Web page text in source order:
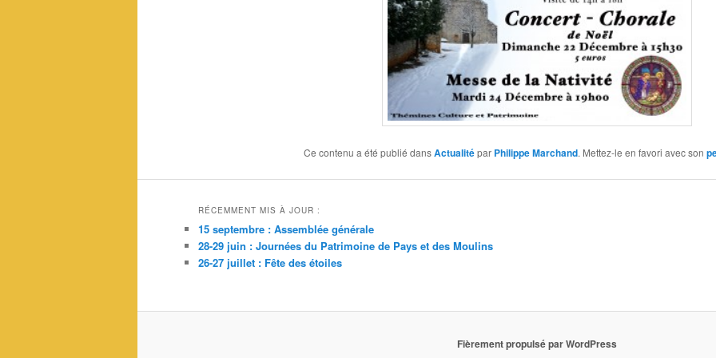
Ce contenu a été publié dansActualitépar Philippe Marchand. Mettez-le en favori avec son
RÉCEMMENT MIS À JOUR :
15 septembre : Assemblée générale
28-29 juin : Journées du Patrimoine de Pays et des Moulins
26-27 juillet : Fête des étoiles
Fièrement propulsé par WordPress